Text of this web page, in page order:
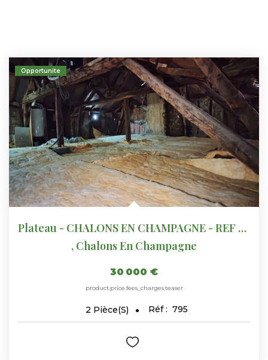
Opportunite
Plateau - CHALONS EN CHAMPAGNE - REF 795
, Chalons En Champagne
30 000 €
product.price.fees_charges.teaser
2 Pièce(s) Réf : 795